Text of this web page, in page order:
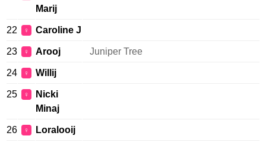
Marij
22 ♀ Caroline J
23 ♀ Arooj Juniper Tree
24 ♀ Willij
25 ♀
Nicki
Minaj
26 ♀ Loralooij